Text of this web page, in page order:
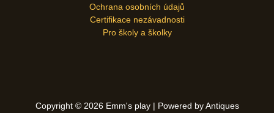
Ochrana osobních údajů
Certifikace nezávadnosti
Pro školy a školky
Copyright © 2026 Emm's play | Powered by Antiques